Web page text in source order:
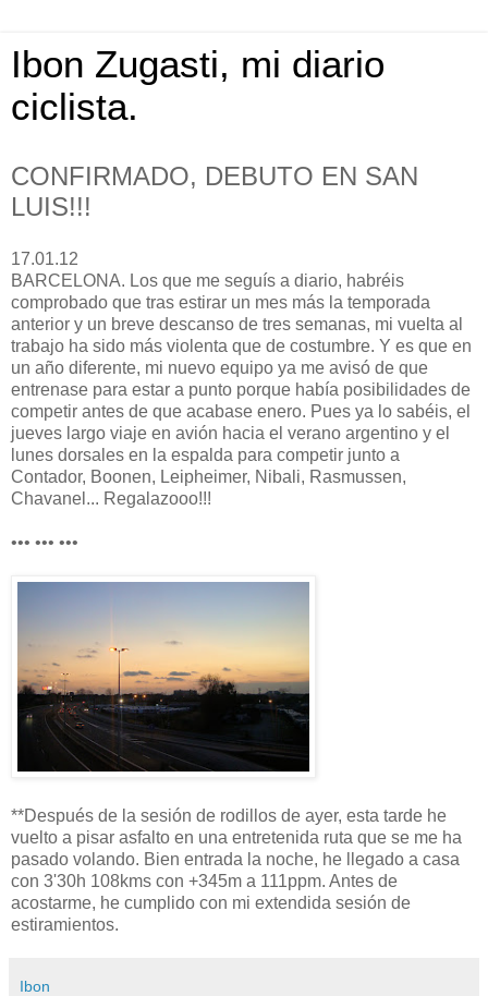
Ibon Zugasti, mi diario
ciclista.
CONFIRMADO, DEBUTO EN SAN
LUIS!!!
17.01.12
BARCELONA. Los que me seguís a diario, habréis
comprobado que tras estirar un mes más la temporada
anterior y un breve descanso de tres semanas, mi vuelta al
trabajo ha sido más violenta que de costumbre. Y es que en
un año diferente, mi nuevo equipo ya me avisó de que
entrenase para estar a punto porque había posibilidades de
competir antes de que acabase enero. Pues ya lo sabéis, el
jueves largo viaje en avión hacia el verano argentino y el
lunes dorsales en la espalda para competir junto a
Contador, Boonen, Leipheimer, Nibali, Rasmussen,
Chavanel... Regalazooo!!!
••• ••• •••
**Después de la sesión de rodillos de ayer, esta tarde he
vuelto a pisar asfalto en una entretenida ruta que se me ha
pasado volando. Bien entrada la noche, he llegado a casa
con 3'30h 108kms con +345m a 111ppm. Antes de
acostarme, he cumplido con mi extendida sesión de
estiramientos.
Ibon